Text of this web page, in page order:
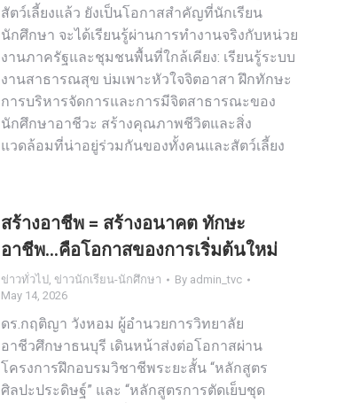
สัตว์เลี้ยงแล้ว ยังเป็นโอกาสสำคัญที่นักเรียน
นักศึกษา จะได้เรียนรู้ผ่านการทำงานจริงกับหน่วย
งานภาครัฐและชุมชนพื้นที่ใกล้เคียง: เรียนรู้ระบบ
งานสาธารณสุข บ่มเพาะหัวใจจิตอาสา ฝึกทักษะ
การบริหารจัดการและการมีจิตสาธารณะของ
นักศึกษาอาชีวะ สร้างคุณภาพชีวิตและสิ่ง
แวดล้อมที่น่าอยู่ร่วมกันของทั้งคนและสัตว์เลี้ยง
สร้างอาชีพ = สร้างอนาคต ทักษะ
อาชีพ…คือโอกาสของการเริ่มต้นใหม่
ข่าวทั่วไป, ข่าวนักเรียน-นักศึกษา By admin_tvc
May 14, 2026
ดร.กฤติญา วังหอม ผู้อำนวยการวิทยาลัย
อาชีวศึกษาธนบุรี เดินหน้าส่งต่อโอกาสผ่าน
โครงการฝึกอบรมวิชาชีพระยะสั้น “หลักสูตร
ศิลปะประดิษฐ์” และ “หลักสูตรการตัดเย็บชุด